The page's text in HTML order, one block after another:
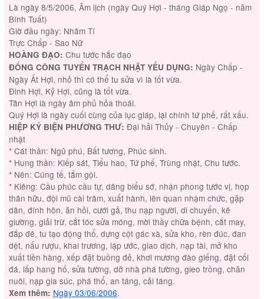
Là ngày 8/5/2006, Âm lịch (ngày Quý Hợi - tháng Giáp Ngọ - năm
Bính Tuất)
Giờ đầu ngày: Nhâm Tí
Trực Chấp - Sao Nữ
HOÀNG ĐẠO: Chu tước hắc đạo
ĐỔNG CÔNG TUYỂN TRẠCH NHẬT YẾU DỤNG: Ngày Chấp -
Ngày Ất Hợi, nhỏ thì có thể tu sửa vì là tốt vừa.
Đinh Hợi, Kỷ Hợi, cũng là tốt vừa.
Tân Hợi là ngày âm phủ hỏa thoái.
Quý Hợi là ngày cuối cùng của lục giáp, lại chính tứ phế, rất xấu.
HIỆP KỶ BIỆN PHƯƠNG THƯ: Đại hải Thủy - Chuyên - Chấp
nhật
* Cát thần: Ngũ phú, Bất tương, Phúc sinh.
* Hung thần: Kiếp sát, Tiểu hao, Tứ phế, Trùng nhật, Chu tước.
* Nên: Cúng tế, tắm gội.
* Kiêng: Cầu phúc cầu tự, dâng biểu sớ, nhận phong tước vị, họp
thân hữu, đội mũ cài trâm, xuất hành, lên quan nhậm chức, gặp
dân, đính hôn, ăn hỏi, cưới gả, thu nạp người, di chuyển, kê
giường, giải trừ, cắt tóc sửa móng, mời thầy chữa bệnh, cắt may,
đắp đê, tu tạo động thổ, dựng cột gác xà, sửa kho, rèn đúc, đan
dệt, nấu rượu, khai trương, lập ước, giao dịch, nạp tài, mở kho
xuất tiền hàng, xếp đặt buồng đẻ, khơi mương đào giếng, đặt cối
đá, lấp hang hố, sửa tường, dỡ nhà phá tường, gieo trồng, chăn
nuôi, nạp gia súc, phá thổ, an táng, cải táng.
Xem thêm: Ngày 03/06/2006.